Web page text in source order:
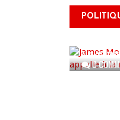
0
AUG 07, 2026